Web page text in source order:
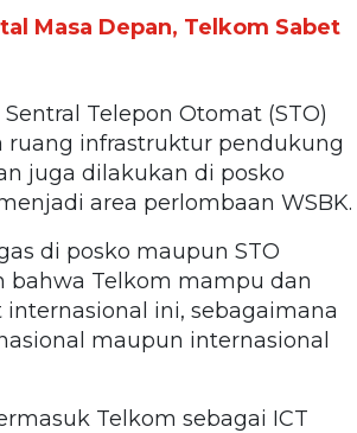
Masa Depan, Telkom Sabet
Telepon Otomat (STO)
ruang infrastruktur pendukung
juga dilakukan di posko
area perlombaan WSBK.
di posko maupun STO
bahwa Telkom mampu dan
ini, sebagaimana
maupun internasional
Telkom sebagai ICT